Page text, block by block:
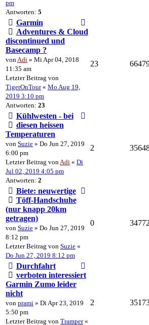
pm
Antworten: 5
Garmin
Adventures & Cloud
discontinued und
Basecamp ?
von Adi » Mi Apr 04, 2018
11:35 am
Letzter Beitrag von
TigerOnTour« Mo Aug 19,
2019 3:10 pm
Antworten: 23
23
Kühlwesten - bei
diesen heissen
Temperaturen
von Suzie » Do Jun 27, 2019
6:00 pm
Letzter Beitrag von Adi « Di
Jul 02, 2019 4:05 pm
Antworten: 2
2
Biete: neuwertige
Töff-Handschuhe
(nur knapp 20km
getragen)
von Suzie » Do Jun 27, 2019
8:12 pm
Letzter Beitrag von Suzie «
Do Jun 27, 2019 8:12 pm
0 34772
Durchfahrt
verboten interessiert
Garmin Zumo leider
nicht
von prami » Di Apr 23, 2019
5:50 pm
Letzter Beitrag von Tramper«
2